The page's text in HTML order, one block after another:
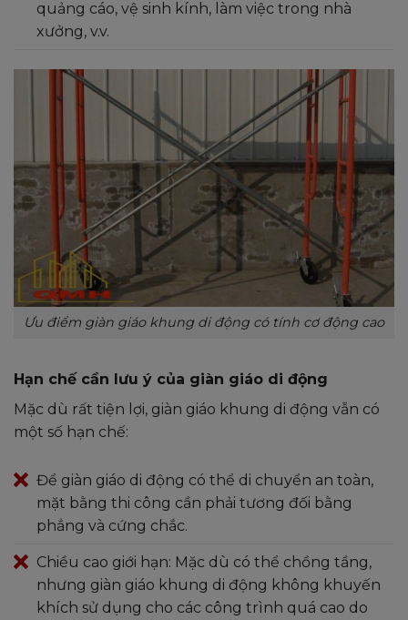
quảng cáo, vệ sinh kính, làm việc trong nhà
xưởng, v.v.
Ưu điểm giàn giáo khung di động có tính cơ động cao
Hạn chế cần lưu ý của giàn giáo di động
Mặc dù rất tiện lợi, giàn giáo khung di động vẫn có
một số hạn chế:
Để giàn giáo di động có thể di chuyển an toàn,
mặt bằng thi công cần phải tương đối bằng
phẳng và cứng chắc.
Chiều cao giới hạn: Mặc dù có thể chồng tầng,
nhưng giàn giáo khung di động không khuyến
khích sử dụng cho các công trình quá cao do